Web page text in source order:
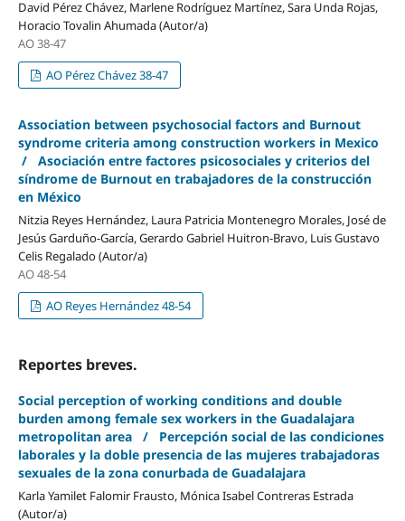
David Pérez Chávez, Marlene Rodríguez Martínez, Sara Unda Rojas,
Horacio Tovalin Ahumada (Autor/a)
AO 38-47
AO Pérez Chávez 38-47
Association between psychosocial factors and Burnout
syndrome criteria among construction workers in Mexico
/ Asociación entre factores psicosociales y criterios del
síndrome de Burnout en trabajadores de la construcción
en México
Nitzia Reyes Hernández, Laura Patricia Montenegro Morales, José de
Jesús Garduño-García, Gerardo Gabriel Huitron-Bravo, Luis Gustavo
Celis Regalado (Autor/a)
AO 48-54
AO Reyes Hernández 48-54
Reportes breves.
Social perception of working conditions and double
burden among female sex workers in the Guadalajara
metropolitan area / Percepción social de las condiciones
laborales y la doble presencia de las mujeres trabajadoras
sexuales de la zona conurbada de Guadalajara
Karla Yamilet Falomir Frausto, Mónica Isabel Contreras Estrada
(Autor/a)